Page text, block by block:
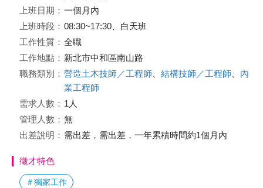
上班日期： 一個月內
上班時段： 08:30~17:30、白天班
工作性質： 全職
工作地點： 新北市中和區南山路
職務類別： 營造土木技師／工程師 結構技師／工程師
內
業工程師
需求人數： 1人
管理人數： 無
出差說明： 需出差，需出差，一年累積時間約1個月內
徵才特色
＃獨家工作